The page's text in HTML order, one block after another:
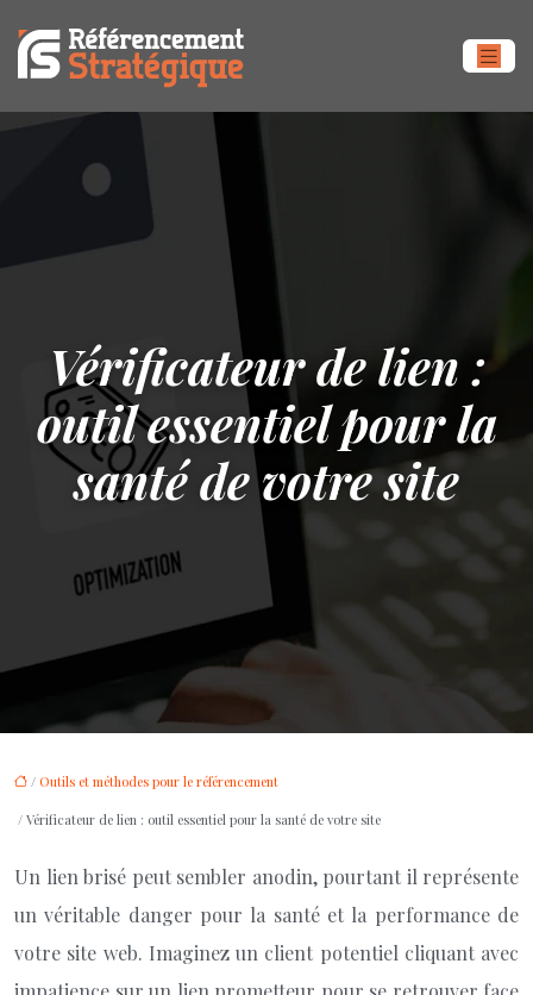
Vérificateur de lien :
outil essentiel pour la
santé de votre site
/ Outils et méthodes pour le référencement
/ Vérificateur de lien : outil essentiel pour la santé de votre site
Un lien brisé peut sembler anodin, pourtant il représente
un véritable danger pour la santé et la performance de
votre site web. Imaginez un client potentiel cliquant avec